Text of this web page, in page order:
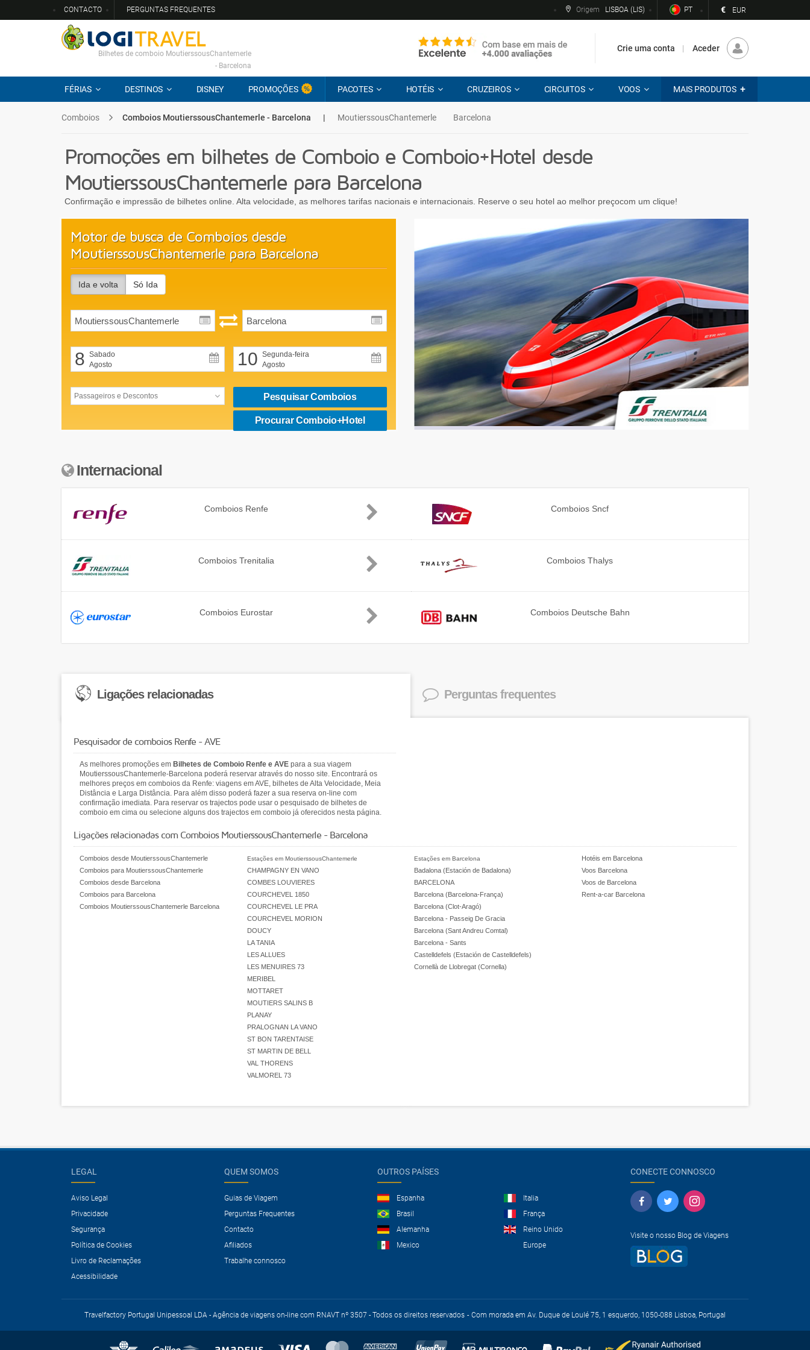
CONTACTO PERGUNTAS FREQUENTES Origem LISBOA (LIS) PT € EUR
Bilhetes de comboio MoutierssousChantemerle
- Barcelona
Crie uma conta Aceder
FÉRIAS DESTINOS DISNEY PROMOÇÕES PACOTES HOTÉIS CRUZEIROS CIRCUITOS VOOS MAIS PRODUTOS
Comboios Comboios MoutierssousChantemerle - Barcelona | MoutierssousChantemerle Barcelona
Promoções em bilhetes de Comboio e Comboio+Hotel desde
MoutierssousChantemerle para Barcelona
Confirmação e impressão de bilhetes online. Alta velocidade, as melhores tarifas nacionais e internacionais. Reserve o seu hotel ao melhor preçocom um clique!
Motor de busca de Comboios desde
MoutierssousChantemerle para Barcelona
Ida e volta Só Ida
8 Sabado
Agosto
10 Segunda-feira
Agosto
Pesquisar Comboios
Procurar Comboio+Hotel
Madrid - Castellón
Só Ida
desde
46€
Internacional
Comboios Renfe Comboios Sncf
Comboios Trenitalia Comboios Thalys
Comboios Eurostar Comboios Deutsche Bahn
Ligações relacionadas Perguntas frequentes
Pesquisador de comboios Renfe - AVE
As melhores promoções em Bilhetes de Comboio Renfe e AVE para a sua viagem
MoutierssousChantemerle-Barcelona poderá reservar através do nosso site. Encontrará os
melhores preços em comboios da Renfe: viagens em AVE, bilhetes de Alta Velocidade, Meia
Distância e Larga Distância. Para além disso poderá fazer a sua reserva on-line com
confirmação imediata. Para reservar os trajectos pode usar o pesquisado de bilhetes de
comboio em cima ou selecione alguns dos trajectos em comboio já oferecidos nesta página.
Ligações relacionadas com Comboios MoutierssousChantemerle - Barcelona
Comboios desde MoutierssousChantemerle
Comboios para MoutierssousChantemerle
Comboios desde Barcelona
Comboios para Barcelona
Comboios MoutierssousChantemerle Barcelona
Estações em MoutierssousChantemerle
CHAMPAGNY EN VANO
COMBES LOUVIERES
COURCHEVEL 1850
COURCHEVEL LE PRA
COURCHEVEL MORION
DOUCY
LA TANIA
LES ALLUES
LES MENUIRES 73
MERIBEL
MOTTARET
MOUTIERS SALINS B
PLANAY
PRALOGNAN LA VANO
ST BON TARENTAISE
ST MARTIN DE BELL
VAL THORENS
VALMOREL 73
Estações em Barcelona
Badalona (Estación de Badalona)
BARCELONA
Barcelona (Barcelona-França)
Barcelona (Clot-Aragó)
Barcelona - Passeig De Gracia
Barcelona (Sant Andreu Comtal)
Barcelona - Sants
Castelldefels (Estación de Castelldefels)
Cornellà de Llobregat (Cornella)
Hotéis em Barcelona
Voos Barcelona
Voos de Barcelona
Rent-a-car Barcelona
LEGAL
Aviso Legal
Privacidade
Segurança
Política de Cookies
Livro de Reclamações
Acessibilidade
QUEM SOMOS
Guias de Viagem
Perguntas Frequentes
Contacto
Afiliados
Trabalhe connosco
OUTROS PAÍSES
Espanha
Italia
Brasil
França
Alemanha
Reino Unido
Mexico
Europe
CONECTE CONNOSCO
Visite o nosso Blog de Viagens
Travelfactory Portugal Unipessoal LDA - Agência de viagens on-line com RNAVT nº 3507 - Todos os direitos reservados Com morada em Av. Duque de Loulé 75, 1 esquerdo, 1050-088 Lisboa, Portugal